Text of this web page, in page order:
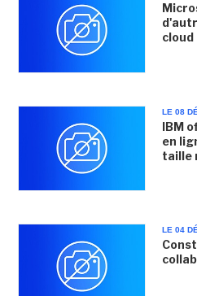
cloud
LE 08
IBM
en
taille
LE 04